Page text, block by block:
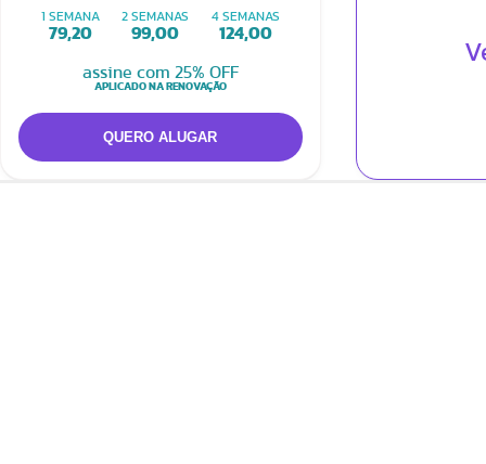
1 SEMANA
79,20
2 SEMANAS
99,00
4 SEMANAS
124,00
assine com 25% OFF
APLICADO NA RENOVAÇÃO